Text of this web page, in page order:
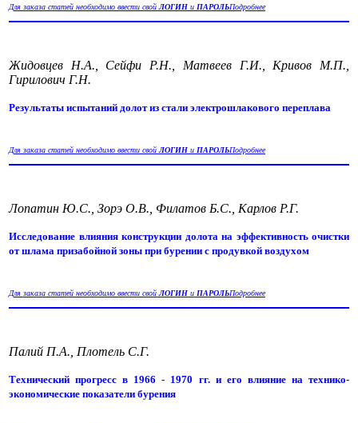
Для заказа статей необходимо ввести свойЛОГИН и ПАРОЛЬПодробнее
Жидовцев Н.А., Сейфи Р.Н., Матвеев Г.И., Кривов М.П.,
Гирилович Г.Н.
Результаты испытаний долот из стали электрошлакового переплава
Для заказа статей необходимо ввести свойЛОГИН и ПАРОЛЬПодробнее
Лопатин Ю.С., Зорэ О.В., Филатов Б.С., Карлов Р.Г.
Исследование влияния конструкции долота на эффективность очистки
от шлама призабойной зоны при бурении с продувкой воздухом
Для заказа статей необходимо ввести свойЛОГИН и ПАРОЛЬПодробнее
Палий П.А., Плотель С.Г.
Технический прогресс в 1966 - 1970 гг. и его влияние на технико-
экономические показатели бурения